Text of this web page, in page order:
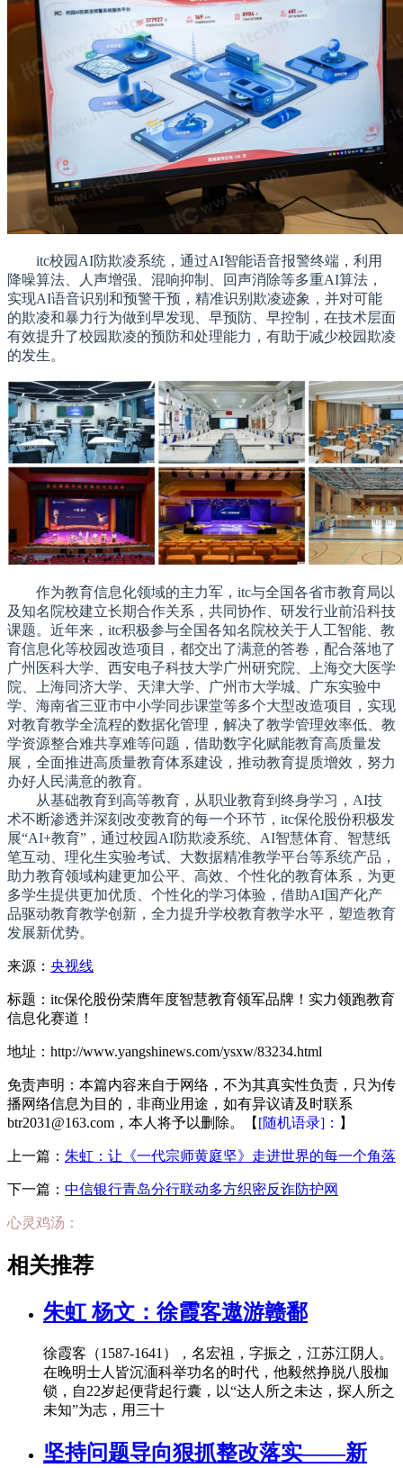
itc校园AI防欺凌系统，通过AI智能语音报警终端，利用
降噪算法、人声增强、混响抑制、回声消除等多重AI算法，
实现AI语音识别和预警干预，精准识别欺凌迹象，并对可能
的欺凌和暴力行为做到早发现、早预防、早控制，在技术层面
有效提升了校园欺凌的预防和处理能力，有助于减少校园欺凌
的发生。
作为教育信息化领域的主力军，itc与全国各省市教育局以
及知名院校建立长期合作关系，共同协作、研发行业前沿科技
课题。近年来，itc积极参与全国各知名院校关于人工智能、教
育信息化等校园改造项目，都交出了满意的答卷，配合落地了
广州医科大学、西安电子科技大学广州研究院、上海交大医学
院、上海同济大学、天津大学、广州市大学城、广东实验中
学、海南省三亚市中小学同步课堂等多个大型改造项目，实现
对教育教学全流程的数据化管理，解决了教学管理效率低、教
学资源整合难共享难等问题，借助数字化赋能教育高质量发
展，全面推进高质量教育体系建设，推动教育提质增效，努力
办好人民满意的教育。
从基础教育到高等教育，从职业教育到终身学习 ，AI技
术不断渗透并深刻改变教育的每一个环节，itc保伦股份积极发
展“AI+教育”，通过校园AI防欺凌系统、AI智慧体育、智慧纸
笔互动、理化生实验考试、大数据精准教学平台等系统产品，
助力教育领域构建更加公平、高效、个性化的教育体系，为更
多学生提供更加优质、个性化的学习体验，借助AI国产化产
品驱动教育教学创新，全力提升学校教育教学水平，塑造教育
发展新优势。
来源： 央视线
标题：itc保伦股份荣膺年度智慧教育领军品牌！实力领跑教育
信息化赛道！
地址：http://www.yangshinews.com/ysxw/83234.html
免责声明：本篇内容来自于网络，不为其真实性负责，只为传
播网络信息为目的，非商业用途，如有异议请及时联系
btr2031@163.com，本人将予以删除。【 [随机语录]： 】
上一篇： 朱虹：让《一代宗师黄庭坚》走进世界的每一个角落
下一篇： 中信银行青岛分行联动多方织密反诈防护网
心灵鸡汤：
相关推荐
朱虹 杨文：徐霞客遨游赣鄱
徐霞客（1587-1641），名宏祖，字振之，江苏江阴人。
在晚明士人皆沉湎科举功名的时代，他毅然挣脱八股枷
锁，自22岁起便背起行囊，以“达人所之未达，探人所之
未知”为志，用三十
坚持问题导向狠抓整改落实——新